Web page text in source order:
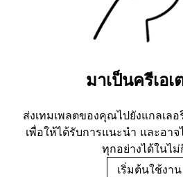
มาเป็นครีเอ
ส่งเทมเพลตของคุณไปยังแกลเล
เพื่อให้ได้รับการแนะนำ และอา
ทุกอย่างได้ในไ
เริ่มต้นใช้งาน